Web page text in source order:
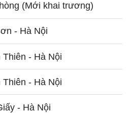
(Mới khai trương)
- Hà Nội
Thiên - Hà Nội
Thiên - Hà Nội
- Hà Nội